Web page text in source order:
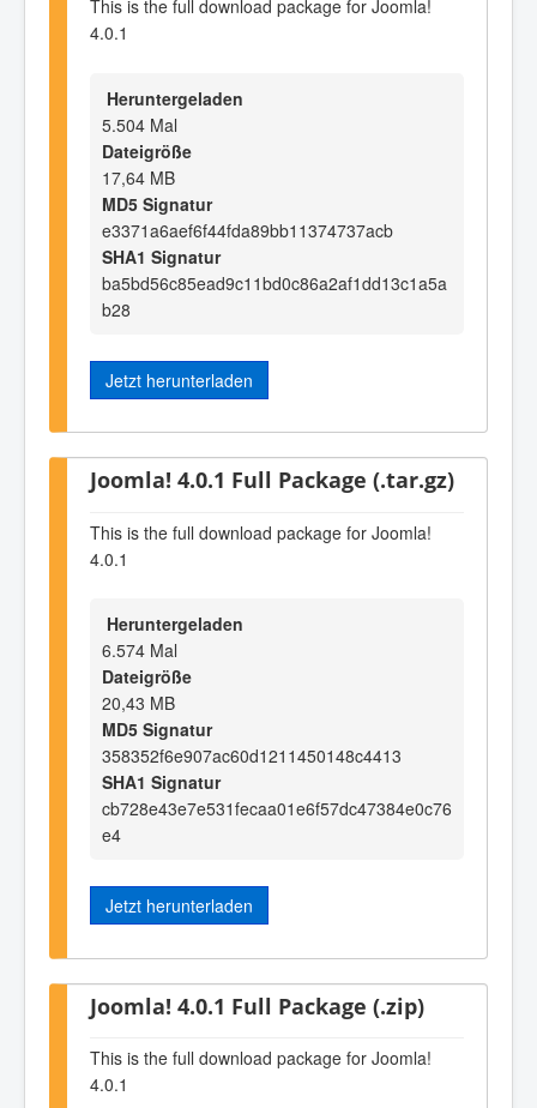
This is the full download package for Joomla!
4.0.1
Heruntergeladen
5.504 Mal
Dateigröße
17,64 MB
MD5 Signatur
e3371a6aef6f44fda89bb11374737acb
SHA1 Signatur
ba5bd56c85ead9c11bd0c86a2af1dd13c1a5a
b28
Jetzt herunterladen
Joomla! 4.0.1 Full Package (.tar.gz)
This is the full download package for Joomla!
4.0.1
Heruntergeladen
6.574 Mal
Dateigröße
20,43 MB
MD5 Signatur
358352f6e907ac60d1211450148c4413
SHA1 Signatur
cb728e43e7e531fecaa01e6f57dc47384e0c76
e4
Jetzt herunterladen
Joomla! 4.0.1 Full Package (.zip)
This is the full download package for Joomla!
4.0.1